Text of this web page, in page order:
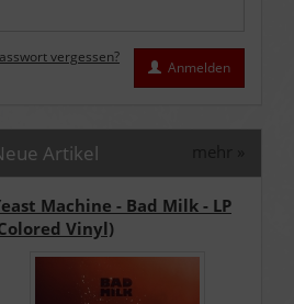
vergessen?
Anmelden
Artikel
Machine - Bad Milk - LP
Vinyl)